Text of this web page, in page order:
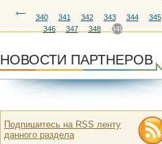
340 341 342 343 344
345
346
347 348 349
НОВОСТИ ПАРТНЕРОВ
Подпишитесь на RSS ленту
данного раздела